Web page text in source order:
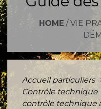
HOME/ VIE
Accueil particuliers
Contrôle technique
contrôle technique